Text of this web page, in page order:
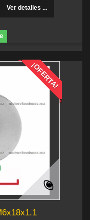
Ver detalles ...
¡OFERTA!